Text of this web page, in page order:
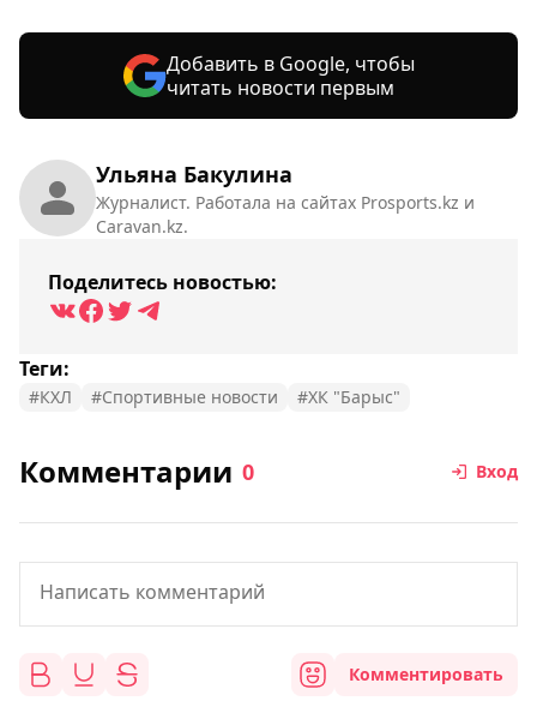
Ульяна Бакулина
Журналист. Работала на сайтах Prosports.kz и
Caravan.kz.
Поделитесь новостью:
Теги:
#КХЛ #Спортивные новости #ХК "Барыс"
Добавить в Google, чтобы
читать новости первым
Комментарии 0 Вход
Комментировать